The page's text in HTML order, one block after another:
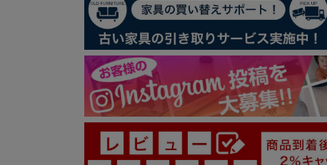
レビューを書く